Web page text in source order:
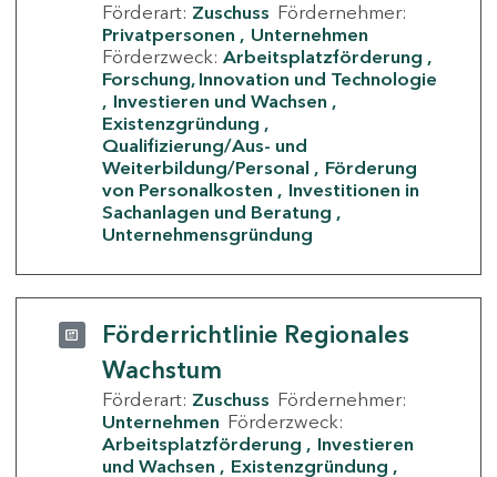
Förderart: Zuschuss Fördernehmer:
Privatpersonen
Unternehmen
Förderzweck: Arbeitsplatzförderung
Forschung, Innovation und Technologie
Investieren und Wachsen
Existenzgründung
Qualifizierung/Aus- und
Weiterbildung/Personal
Förderung
von Personalkosten
Investitionen in
Sachanlagen und Beratung
Unternehmensgründung
Förderrichtlinie Regionales
Wachstum
Förderart: Zuschuss Fördernehmer:
Unternehmen Förderzweck:
Arbeitsplatzförderung
Investieren
und Wachsen
Existenzgründung